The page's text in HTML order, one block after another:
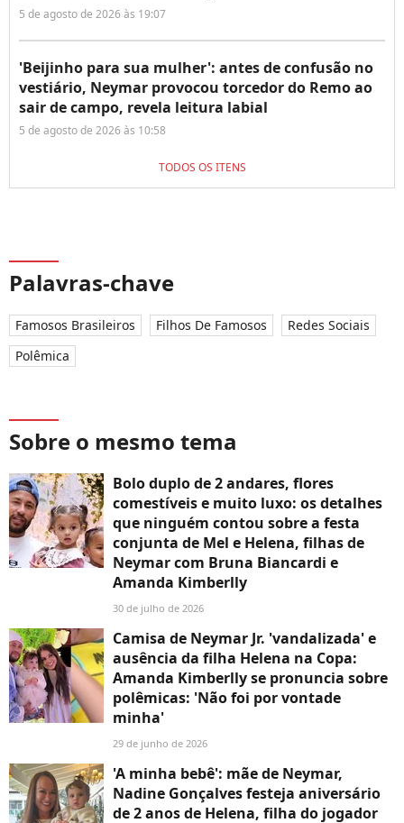
5 de agosto de 2026 às 19:07
'Beijinho para sua mulher': antes de confusão no
vestiário, Neymar provocou torcedor do Remo ao
sair de campo, revela leitura labial
5 de agosto de 2026 às 10:58
TODOS OS ITENS
Palavras-chave
Famosos Brasileiros Filhos De Famosos
Redes Sociais
Polêmica
Sobre o mesmo tema
Bolo duplo de 2 andares, flores
comestíveis e muito luxo: os detalhes
que ninguém contou sobre a festa
conjunta de Mel e Helena, filhas de
Neymar com Bruna Biancardi e
Amanda Kimberlly
30 de julho de 2026
Camisa de Neymar Jr. 'vandalizada' e
ausência da filha Helena na Copa:
Amanda Kimberlly se pronuncia sobre
polêmicas: 'Não foi por vontade
minha'
29 de junho de 2026
'A minha bebê': mãe de Neymar,
Nadine Gonçalves festeja aniversário
de 2 anos de Helena, filha do jogador